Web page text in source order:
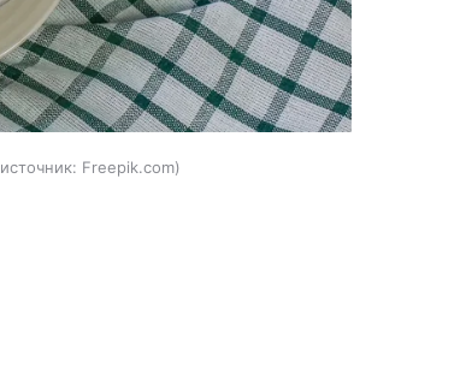
источник: Freepik.com